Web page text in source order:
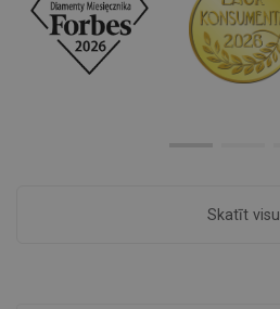
Skatīt visu